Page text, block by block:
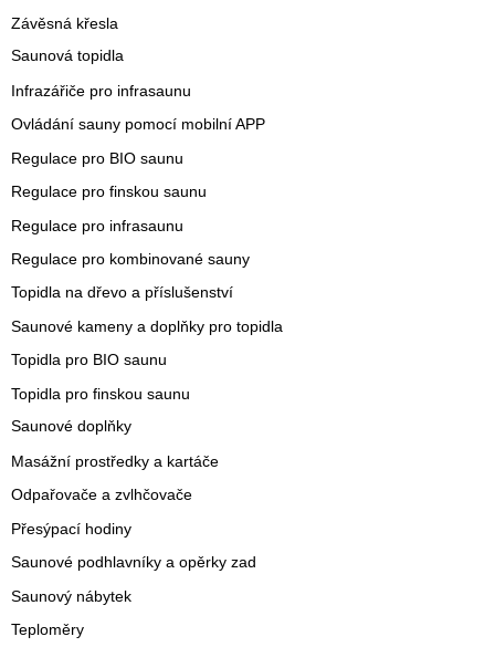
Závěsná křesla
Saunová topidla
Infrazářiče pro infrasaunu
Ovládání sauny pomocí mobilní APP
Regulace pro BIO saunu
Regulace pro finskou saunu
Regulace pro infrasaunu
Regulace pro kombinované sauny
Topidla na dřevo a příslušenství
Saunové kameny a doplňky pro topidla
Topidla pro BIO saunu
Topidla pro finskou saunu
Saunové doplňky
Masážní prostředky a kartáče
Odpařovače a zvlhčovače
Přesýpací hodiny
Saunové podhlavníky a opěrky zad
Saunový nábytek
Teploměry